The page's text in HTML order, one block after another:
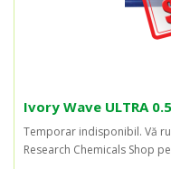
Ivory Wave ULTRA
Temporar indisponibil. Vă
Research Chemicals Shop